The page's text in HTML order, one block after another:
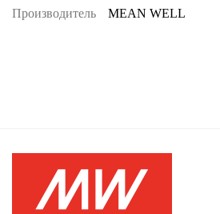
Производитель MEAN WELL